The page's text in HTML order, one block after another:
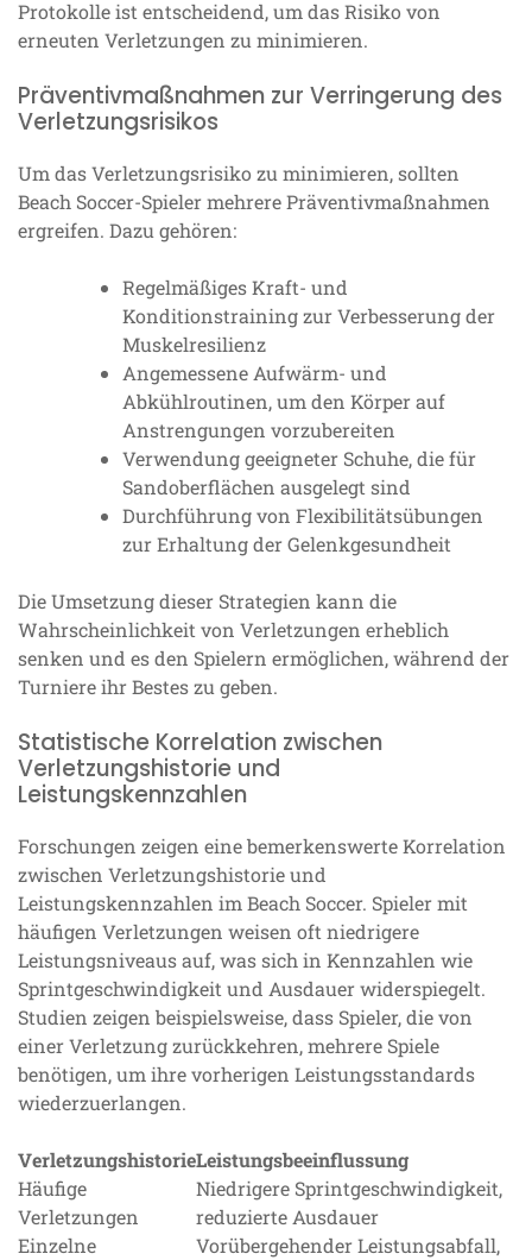
Protokolle ist entscheidend, um das Risiko von
erneuten Verletzungen zu minimieren.
Präventivmaßnahmen zur Verringerung des
Verletzungsrisikos
Um das Verletzungsrisiko zu minimieren, sollten
Beach Soccer-Spieler mehrere Präventivmaßnahmen
ergreifen. Dazu gehören:
Regelmäßiges Kraft- und
Konditionstraining zur Verbesserung der
Muskelresilienz
Angemessene Aufwärm- und
Abkühlroutinen, um den Körper auf
Anstrengungen vorzubereiten
Verwendung geeigneter Schuhe, die für
Sandoberflächen ausgelegt sind
Durchführung von Flexibilitätsübungen
zur Erhaltung der Gelenkgesundheit
Die Umsetzung dieser Strategien kann die
Wahrscheinlichkeit von Verletzungen erheblich
senken und es den Spielern ermöglichen, während der
Turniere ihr Bestes zu geben.
Statistische Korrelation zwischen
Verletzungshistorie und
Leistungskennzahlen
Forschungen zeigen eine bemerkenswerte Korrelation
zwischen Verletzungshistorie und
Leistungskennzahlen im Beach Soccer. Spieler mit
häufigen Verletzungen weisen oft niedrigere
Leistungsniveaus auf, was sich in Kennzahlen wie
Sprintgeschwindigkeit und Ausdauer widerspiegelt.
Studien zeigen beispielsweise, dass Spieler, die von
einer Verletzung zurückkehren, mehrere Spiele
benötigen, um ihre vorherigen Leistungsstandards
wiederzuerlangen.
VerletzungshistorieLeistungsbeeinflussung
Häufige
Verletzungen
Niedrigere Sprintgeschwindigkeit,
reduzierte Ausdauer
Einzelne
Vorübergehender Leistungsabfall,